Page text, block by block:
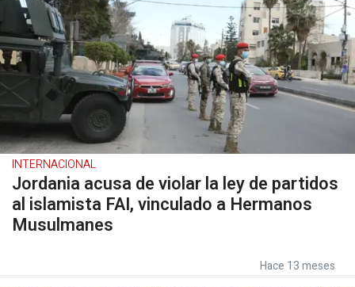
INTERNACIONAL
Jordania acusa de violar la ley de partidos
al islamista FAI, vinculado a Hermanos
Musulmanes
Hace 13 meses